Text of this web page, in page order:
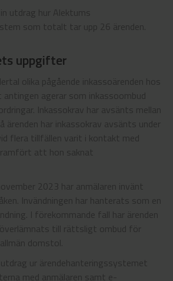
utdrag hur Alektums
som totalt tar upp 26 ärenden.
uppgifter
olika pågående inkassoärenden hos
agerar som inkassoombud
Inkassokrav har avsänts mellan
har inkassokrav avsänts under
flera tillfällen varit i kontakt med
att hon saknat
2023 har anmälaren invänt
Invändningen har hanterats som en
I förekommande fall har ärenden
till rättsligt ombud för
domstol.
ur ärendehanteringssystemet
med anmälaren samt e-